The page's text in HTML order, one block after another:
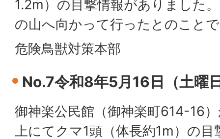
1.2m）の目撃情報がありました
の山へ向かって行ったとのこと
危険鳥獣対策本部
No.7令和8年5月16日（土曜
御神楽公民館（御神楽町614-16
上にてクマ1頭（体長約1m）の